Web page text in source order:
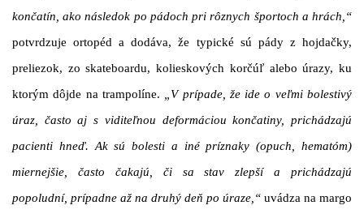
končatín, ako následok po pádoch pri rôznych športoch a hrách,“
potvrdzuje ortopéd a dodáva, že typické sú pády z hojdačky,
preliezok, zo skateboardu, kolieskových korčúľ alebo úrazy, ku
ktorým dôjde na trampolíne.
„V prípade, že ide o veľmi bolestivý
úraz, často aj s viditeľnou deformáciou končatiny, prichádzajú
pacienti hneď. Ak sú bolesti a iné príznaky (opuch, hematóm)
miernejšie, často čakajú, či sa stav zlepší a prichádzajú
popoludní, prípadne až na druhý deň po úraze,“ uvádza na margo